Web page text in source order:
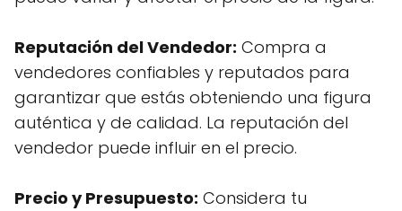
Reputación del Vendedor: Compra a
vendedores confiables y reputados para
garantizar que estás obteniendo una figura
auténtica y de calidad. La reputación del
vendedor puede influir en el precio.
Precio y Presupuesto: Considera tu